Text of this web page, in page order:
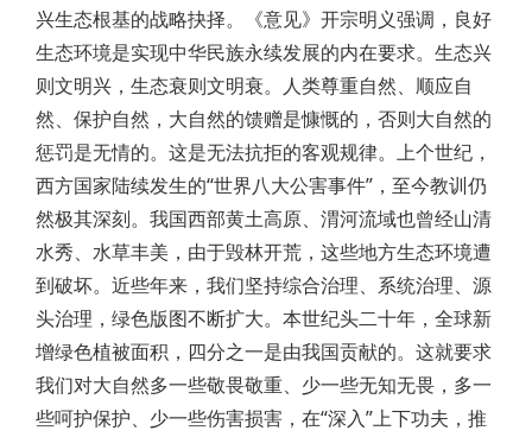
兴生态根基的战略抉择。《意见》开宗明义强调，良好
生态环境是实现中华民族永续发展的内在要求。生态兴
则文明兴，生态衰则文明衰。人类尊重自然、顺应自
然、保护自然，大自然的馈赠是慷慨的，否则大自然的
惩罚是无情的。这是无法抗拒的客观规律。上个世纪，
西方国家陆续发生的“世界八大公害事件”，至今教训仍
然极其深刻。我国西部黄土高原、渭河流域也曾经山清
水秀、水草丰美，由于毁林开荒，这些地方生态环境遭
到破坏。近些年来，我们坚持综合治理、系统治理、源
头治理，绿色版图不断扩大。本世纪头二十年，全球新
增绿色植被面积，四分之一是由我国贡献的。这就要求
我们对大自然多一些敬畏敬重、少一些无知无畏，多一
些呵护保护、少一些伤害损害，在“深入”上下功夫，推